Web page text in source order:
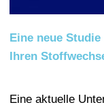
Eine neue
Ihren
Eine aktuelle